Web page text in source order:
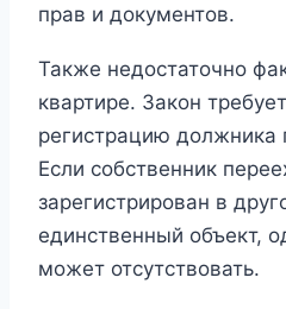
прав и документов.
Также недостаточно
квартире. Закон
регистрацию должника
Если собственник
зарегистрирован в
единственный объект,
может отсутствовать.